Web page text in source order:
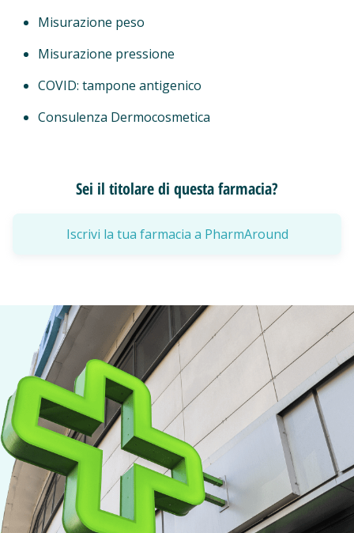
Misurazione peso
Misurazione pressione
COVID: tampone antigenico
Consulenza Dermocosmetica
Sei il titolare di questa farmacia?
Iscrivi la tua farmacia a PharmAround